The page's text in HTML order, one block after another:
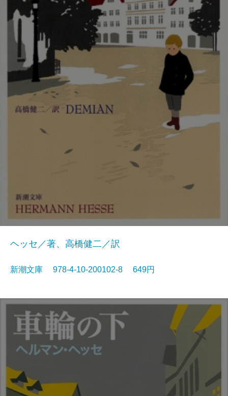
ヘッセ／著、高橋健二／訳
新潮文庫 978-4-10-200102-8 649円